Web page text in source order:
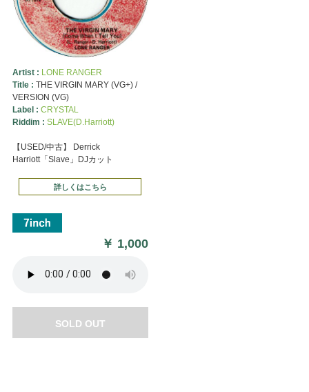
Artist : LONE RANGER
Title : THE VIRGIN MARY (VG+) /
VERSION (VG)
Label : CRYSTAL
Riddim : SLAVE(D.Harriott)
【USED/中古】 Derrick
Harriott「Slave」DJカット
詳しくはこちら
￥ 1,000
SOLD OUT